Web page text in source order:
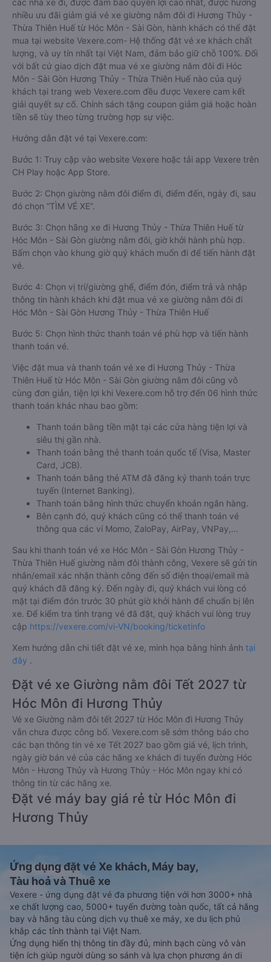
các nhà xe đi, được đảm bảo quyền lợi cao nhất, được hưởng
nhiều ưu đãi giảm giá vé xe giường nằm đôi đi Hương Thủy -
Thừa Thiên Huế từ Hóc Môn - Sài Gòn, hành khách có thể đặt
mua tại website Vexere.com- Hệ thống đặt vé xe khách chất
lượng, và uy tín nhất tại Việt Nam, đảm bảo giữ chỗ 100%. Đối
với bất cứ giao dịch đặt mua vé xe giường nằm đôi đi Hóc
Môn - Sài Gòn Hương Thủy - Thừa Thiên Huế nào của quý
khách tại trang web Vexere.com đều được Vexere cam kết
giải quyết sự cố. Chính sách tặng coupon giảm giá hoặc hoàn
tiền sẽ tùy theo từng trường hợp sự việc.
Hướng dẫn đặt vé tại Vexere.com:
Bước 1: Truy cập vào website Vexere hoặc tải app Vexere trên
CH Play hoặc App Store.
Bước 2: Chọn giường nằm đôi điểm đi, điểm đến, ngày đi, sau
đó chọn “TÌM VÉ XE”.
Bước 3: Chọn hãng xe đi Hương Thủy - Thừa Thiên Huế từ
Hóc Môn - Sài Gòn giường nằm đôi, giờ khởi hành phù hợp.
Bấm chọn vào khung giờ quý khách muốn đi để tiến hành đặt
vé.
Bước 4: Chọn vị trí/giường ghế, điểm đón, điểm trả và nhập
thông tin hành khách khi đặt mua vé xe giường nằm đôi đi
Hóc Môn - Sài Gòn Hương Thủy - Thừa Thiên Huế
Bước 5: Chọn hình thức thanh toán vé phù hợp và tiến hành
thanh toán vé.
Việc đặt mua và thanh toán vé xe đi Hương Thủy - Thừa
Thiên Huế từ Hóc Môn - Sài Gòn giường nằm đôi cũng vô
cùng đơn giản, tiện lợi khi Vexere.com hỗ trợ đến 06 hình thức
thanh toán khác nhau bao gồm:
Thanh toán bằng tiền mặt tại các cửa hàng tiện lợi và
siêu thị gần nhà.
Thanh toán bằng thẻ thanh toán quốc tế (Visa, Master
Card, JCB).
Thanh toán bằng thẻ ATM đã đăng ký thanh toán trực
tuyến (Internet Banking).
Thanh toán bằng hình thức chuyển khoản ngân hàng.
Bên cạnh đó, quý khách cũng có thể thanh toán vé
thông qua các ví Momo, ZaloPay, AirPay, VNPay,…
Sau khi thanh toán vé xe Hóc Môn - Sài Gòn Hương Thủy -
Thừa Thiên Huế giường nằm đôi thành công, Vexere sẽ gửi tin
nhắn/email xác nhận thành công đến số điện thoại/email mà
quý khách đã đăng ký. Đến ngày đi, quý khách vui lòng có
mặt tại điểm đón trước 30 phút giờ khởi hành để chuẩn bị lên
xe. Để kiểm tra tình trạng vé đã đặt, quý khách vui lòng truy
cập https://vexere.com/vi-VN/booking/ticketinfo
Xem hướng dẫn chi tiết đặt vé xe, minh họa bằng hình ảnh tại
đây .
Đặt vé xe Giường nằm đôi Tết 2027 từ
Hóc Môn đi Hương Thủy
Vé xe Giường nằm đôi tết 2027 từ Hóc Môn đi Hương Thủy
vẫn chưa được công bố. Vexere.com sẽ sớm thông báo cho
các bạn thông tin vé xe Tết 2027 bao gồm giá vé, lịch trình,
ngày giờ bán vé của các hãng xe khách đi tuyến đường Hóc
Môn - Hương Thủy và Hương Thủy - Hóc Môn ngay khi có
thông tin từ các hãng xe.
Đặt vé máy bay giá rẻ từ Hóc Môn đi
Hương Thủy
Ứng dụng đặt vé Xe khách, Máy bay,
Tàu hoả và Thuê xe
Vexere - ứng dụng đặt vé đa phương tiện với hơn 3000+ nhà
xe chất lượng cao, 5000+ tuyến đường toàn quốc, tất cả hãng
bay và hãng tàu cùng dịch vụ thuê xe máy, xe du lịch phủ
khắp các tỉnh thành tại Việt Nam.
Ứng dụng hiển thị thông tin đầy đủ, minh bạch cùng vô vàn
tiện ích giúp người dùng so sánh và lựa chọn phương án di